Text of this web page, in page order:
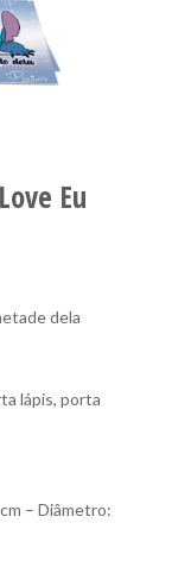
Eu
dela
lápis, porta
– Diâmetro: